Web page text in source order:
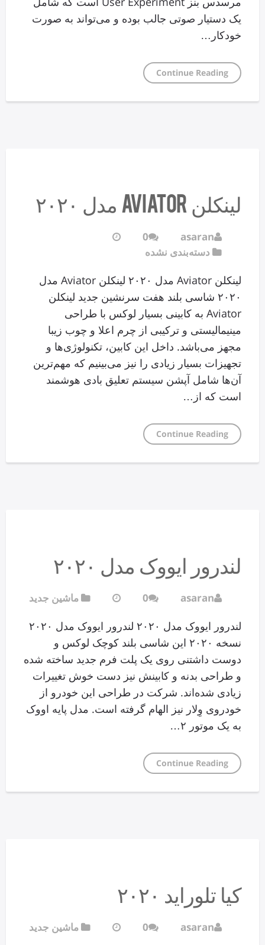
یک دستیار صوتی جالب بوده و می‌تواند به صورت
خودکار…
Continue Reading
لینکلن Aviator مدل ۲۰۲۰
asaran
0
دسته‌بندی نشده
لینکلن Aviator مدل ۲۰۲۰ لینکلن Aviator مدل
۲۰۲۰ شاسی بلند هفت سرنشین جدید لینکلن
Aviator به کابینی بسیار لوکس با طراحی
مینیمالیستی و ترکیبی از چرم اعلا و چوب زیبا
مجهز می‌باشد. داخل این کابین، تکنولوژی‌ها و
تجهیزات بسیار زیادی را نیز می‌بینیم که مهم‌ترین
آن‌ها شامل آپشن سیستم تعلیق بادی هوشمند
است که از…
Continue Reading
لندرور ایووک مدل ۲۰۲۰
asaran
0 ماشین جدید
لندرور ایووک مدل ۲۰۲۰ لندرور ایووک مدل ۲۰۲۰
نسخه ۲۰۲۰ این شاسی بلند کوچک لوکس و
دوست داشتنی روی یک پلت فرم جدید ساخته شده
و طراحی بدنه و کابینش نیز دست خوش تغییرات
زیادی شده‌اند. شرکت در طراحی این خودرو از
خودروی وِلار نیز الهام گرفته است. مدل پایه اووک
به یک موتور ۲…
Continue Reading
کیا تلوراید ۲۰۲۰
asaran
0 ماشین جدید